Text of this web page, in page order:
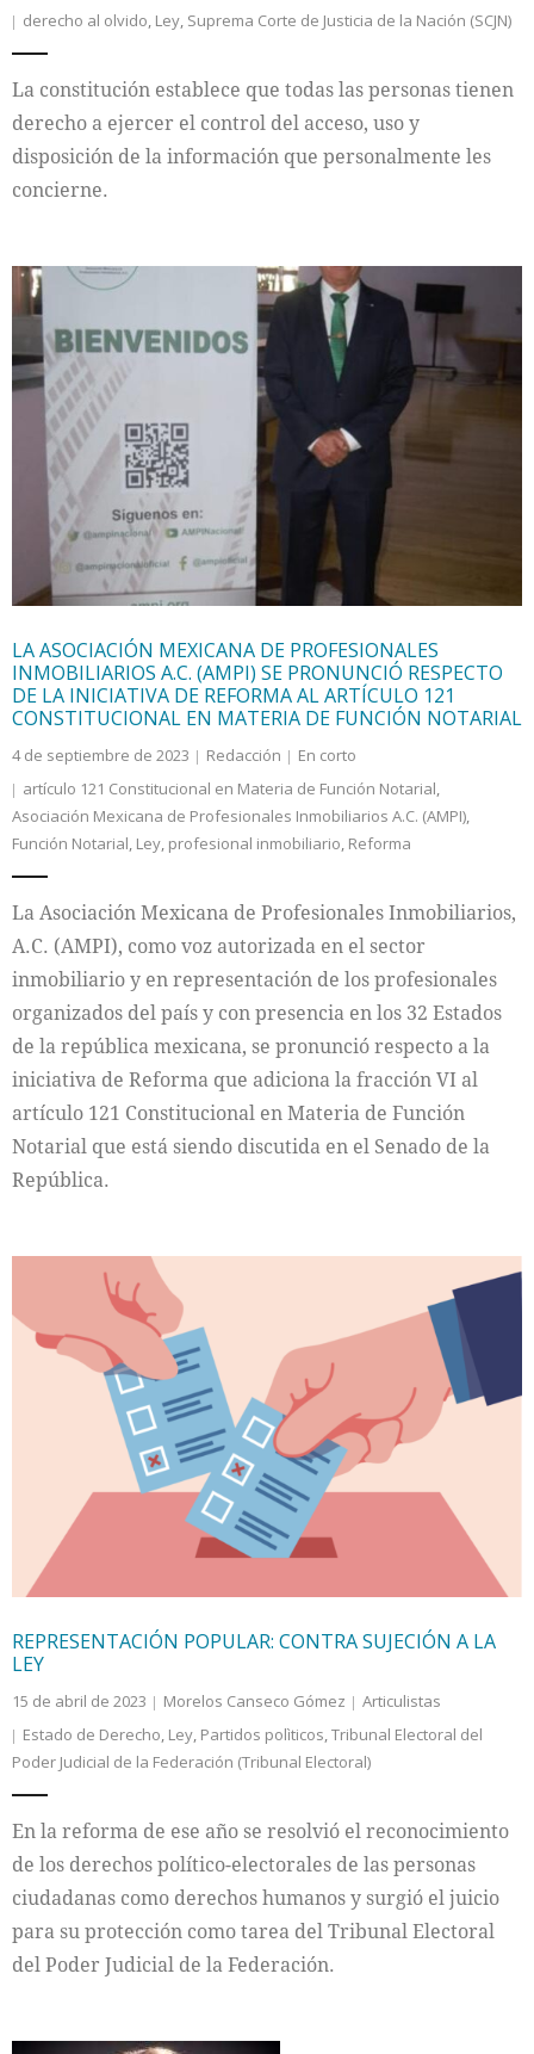
derecho al olvido, Ley, Suprema Corte de Justicia de la Nación (SCJN)
La constitución establece que todas las personas tienen
derecho a ejercer el control del acceso, uso y
disposición de la información que personalmente les
concierne.
LA ASOCIACIÓN MEXICANA DE PROFESIONALES
INMOBILIARIOS A.C. (AMPI) SE PRONUNCIÓ RESPECTO
DE LA INICIATIVA DE REFORMA AL ARTÍCULO 121
CONSTITUCIONAL EN MATERIA DE FUNCIÓN NOTARIAL
4 de septiembre de 2023 Redacción
En corto
artículo 121 Constitucional en Materia de Función Notarial,
Asociación Mexicana de Profesionales Inmobiliarios A.C. (AMPI),
Función Notarial, Ley, profesional inmobiliario, Reforma
La Asociación Mexicana de Profesionales Inmobiliarios,
A.C. (AMPI), como voz autorizada en el sector
inmobiliario y en representación de los profesionales
organizados del país y con presencia en los 32 Estados
de la república mexicana, se pronunció respecto a la
iniciativa de Reforma que adiciona la fracción VI al
artículo 121 Constitucional en Materia de Función
Notarial que está siendo discutida en el Senado de la
República.
REPRESENTACIÓN POPULAR: CONTRA SUJECIÓN A LA
LEY
15 de abril de 2023 Morelos Canseco Gómez
Articulistas
Estado de Derecho, Ley, Partidos polìticos,Tribunal Electoral del
Poder Judicial de la Federación (Tribunal Electoral)
En la reforma de ese año se resolvió el reconocimiento
de los derechos político-electorales de las personas
ciudadanas como derechos humanos y surgió el juicio
para su protección como tarea del Tribunal Electoral
del Poder Judicial de la Federación.